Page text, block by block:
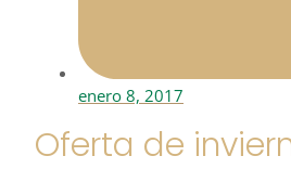
enero 8, 2017
Oferta de